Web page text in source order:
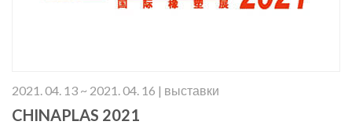
2021. 04. 13 ~ 2021. 04. 16 | выставки
CHINAPLAS 2021